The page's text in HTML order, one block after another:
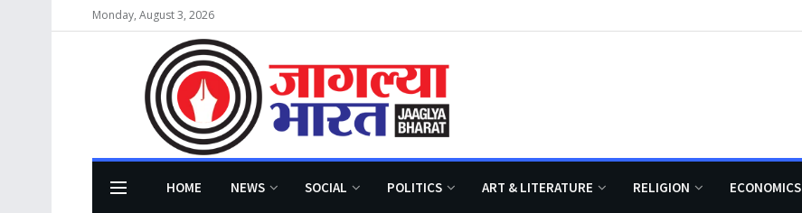
Monday, August 3, 2026
HOME NEWS SOCIAL POLITICS ART & LITERATURE RELIGION ECONOMICS